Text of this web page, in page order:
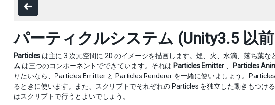
パーティクルシステム (Unity3.5 以
Particles は主に 3 次元空間に 2D のイメージを描画します。煙、火、水滴、落ち葉な
ム は三つのコンポーネントでできています。それは Particles Emitter Particles
りたいなら、Particles Emitter と Particles Renderer を一緒に使いましょう。
るときに使います。また、スクリプトでそれぞれの Particles を独立した動きもつけ
はスクリプトで行うとよいでしょう。